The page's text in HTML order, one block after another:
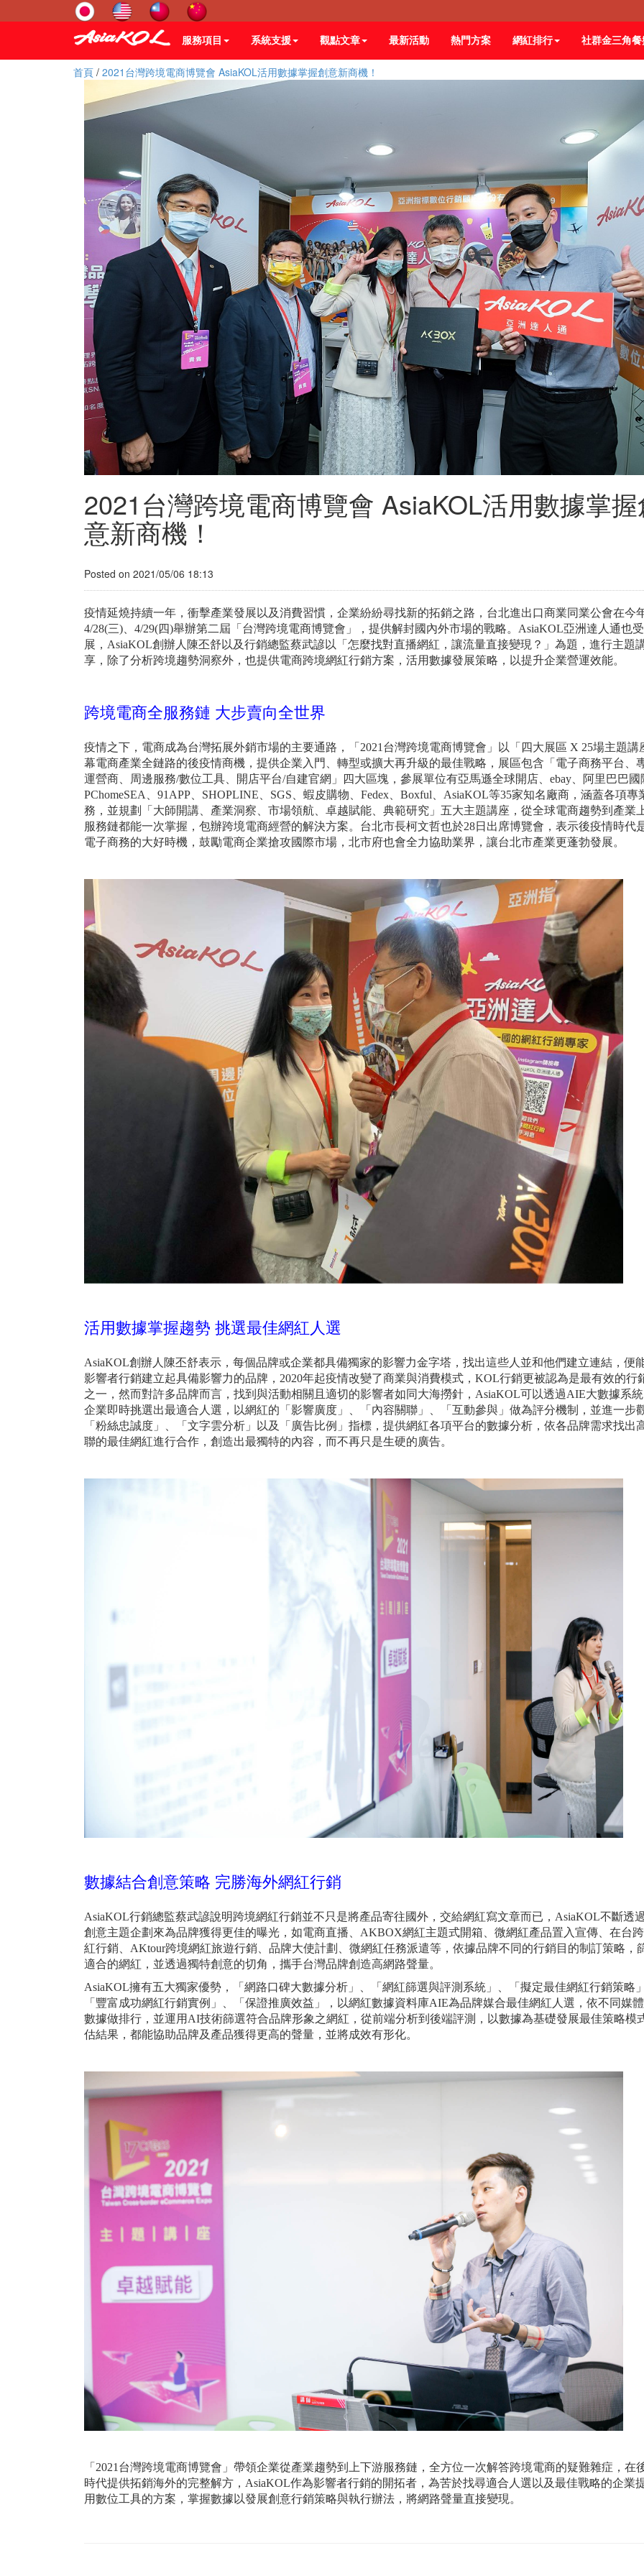
服務項目 系統支援 觀點文章 最新活動 熱門方案 網紅排行 社群金三角
首頁 / 2021台灣跨境電商博覽會 AsiaKOL活用數據掌握創意新商機！
2021台灣跨境電商博覽會 AsiaKOL活用數據掌
意新商機！
Posted on 2021/05/06 18:13
疫情延燒持續一年，衝擊產業發展以及消費習慣，企業紛紛尋找新的拓銷之路，台北進出口商業同業公會在今
4/28(三)、4/29(四)舉辦第二屆「台灣跨境電商博覽會」，提供解封國內外市場的戰略。AsiaKOL亞洲達人通也
展，AsiaKOL創辦人陳丕舒以及行銷總監蔡武諺以「怎麼找對直播網紅，讓流量直接變現？」為題，進行主題
享，除了分析跨境趨勢洞察外，也提供電商跨境網紅行銷方案，活用數據發展策略，以提升企業營運效能。
跨境電商全服務鏈 大步賣向全世界
疫情之下，電商成為台灣拓展外銷市場的主要通路，「2021台灣跨境電商博覽會」以「四大展區 X 25場主題講
幕電商產業全鏈路的後疫情商機，提供企業入門、轉型或擴大再升級的最佳戰略，展區包含「電子商務平台、
運營商、周邊服務/數位工具、開店平台/自建官網」四大區塊，參展單位有亞馬遜全球開店、ebay、阿里巴巴國
PChomeSEA、91APP、SHOPLINE、SGS、蝦皮購物、Fedex、Boxful、AsiaKOL等35家知名廠商，涵蓋各項專
務，並規劃「大師開講、產業洞察、市場領航、卓越賦能、典範研究」五大主題講座，從全球電商趨勢到產業
服務鏈都能一次掌握，包辦跨境電商經營的解決方案。台北市長柯文哲也於28日出席博覽會，表示後疫情時代
電子商務的大好時機，鼓勵電商企業搶攻國際市場，北市府也會全力協助業界，讓台北市產業更蓬勃發展。
活用數據掌握趨勢 挑選最佳網紅人選
AsiaKOL創辦人陳丕舒表示，每個品牌或企業都具備獨家的影響力金字塔，找出這些人並和他們建立連結，便
影響者行銷建立起具備影響力的品牌，2020年起疫情改變了商業與消費模式，KOL行銷更被認為是最有效的行
之一，然而對許多品牌而言，找到與活動相關且適切的影響者如同大海撈針，AsiaKOL可以透過AIE大數據系
企業即時挑選出最適合人選，以網紅的「影響廣度」、「內容關聯」、「互動參與」做為評分機制，並進一步
「粉絲忠誠度」、「文字雲分析」以及「廣告比例」指標，提供網紅各項平台的數據分析，依各品牌需求找出
聯的最佳網紅進行合作，創造出最獨特的內容，而不再只是生硬的廣告。
數據結合創意策略 完勝海外網紅行銷
AsiaKOL行銷總監蔡武諺說明跨境網紅行銷並不只是將產品寄往國外，交給網紅寫文章而已，AsiaKOL不斷透
創意主題企劃來為品牌獲得更佳的曝光，如電商直播、AKBOX網紅主題式開箱、微網紅產品置入宣傳、在台
紅行銷、AKtour跨境網紅旅遊行銷、品牌大使計劃、微網紅任務派遣等，依據品牌不同的行銷目的制訂策略，
適合的網紅，並透過獨特創意的切角，攜手台灣品牌創造高網路聲量。
AsiaKOL擁有五大獨家優勢，「網路口碑大數據分析」、「網紅篩選與評測系統」、「擬定最佳網紅行銷策略
「豐富成功網紅行銷實例」、「保證推廣效益」，以網紅數據資料庫AIE為品牌媒合最佳網紅人選，依不同媒
數據做排行，並運用AI技術篩選符合品牌形象之網紅，從前端分析到後端評測，以數據為基礎發展最佳策略模
估結果，都能協助品牌及產品獲得更高的聲量，並將成效有形化。
「2021台灣跨境電商博覽會」帶領企業從產業趨勢到上下游服務鏈，全方位一次解答跨境電商的疑難雜症，在
時代提供拓銷海外的完整解方，AsiaKOL作為影響者行銷的開拓者，為苦於找尋適合人選以及最佳戰略的企業
用數位工具的方案，掌握數據以發展創意行銷策略與執行辦法，將網路聲量直接變現。